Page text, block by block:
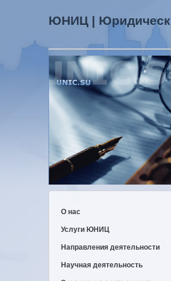
ЮНИЦ |
О нас
Услуги ЮНИЦ
Направления деятельности
Научная деятельность